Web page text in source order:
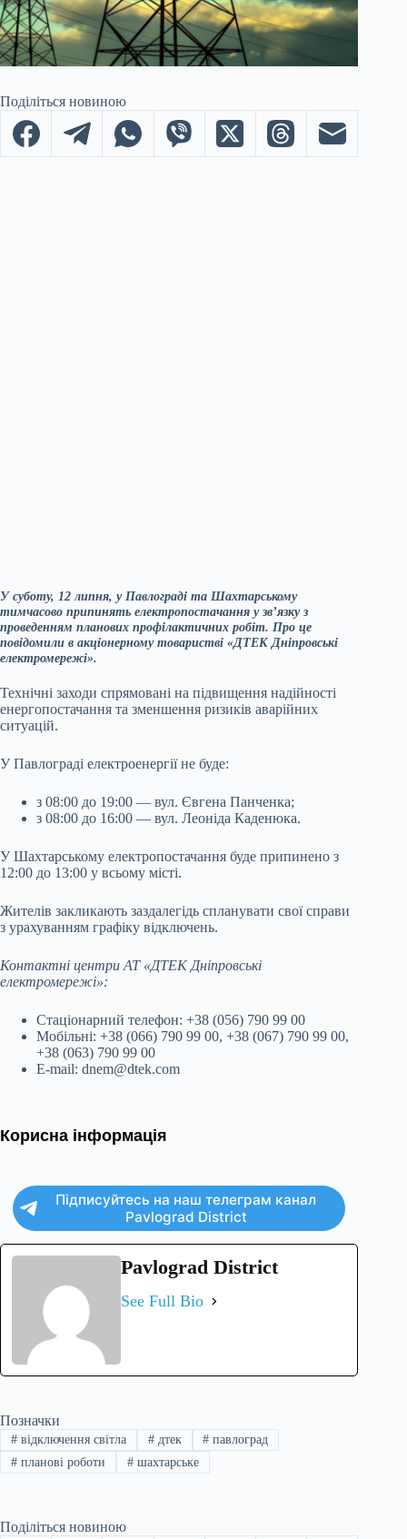
Поділіться новиною
У суботу, 12 липня, у Павлограді та Шахтарському
тимчасово припинять електропостачання у зв’язку з
проведенням планових профілактичних робіт. Про це
повідомили в акціонерному товаристві «ДТЕК Дніпровські
електромережі».
Технічні заходи спрямовані на підвищення надійності
енергопостачання та зменшення ризиків аварійних
ситуацій.
У Павлограді електроенергії не буде:
з 08:00 до 19:00 — вул. Євгена Панченка;
з 08:00 до 16:00 — вул. Леоніда Каденюка.
У Шахтарському електропостачання буде припинено з
12:00 до 13:00 у всьому місті.
Жителів закликають заздалегідь спланувати свої справи
з урахуванням графіку відключень.
Контактні центри АТ «ДТЕК Дніпровські
електромережі»:
Стаціонарний телефон: +38 (056) 790 99 00
Мобільні: +38 (066) 790 99 00, +38 (067) 790 99 00,
+38 (063) 790 99 00
E-mail: dnem@dtek.com
Корисна інформація
Підписуйтесь на наш телеграм канал
Pavlograd District
Pavlograd District
See Full Bio
Позначки
#відключення світла #дтек # павлоград
#планові роботи #шахтарське
Поділіться новиною